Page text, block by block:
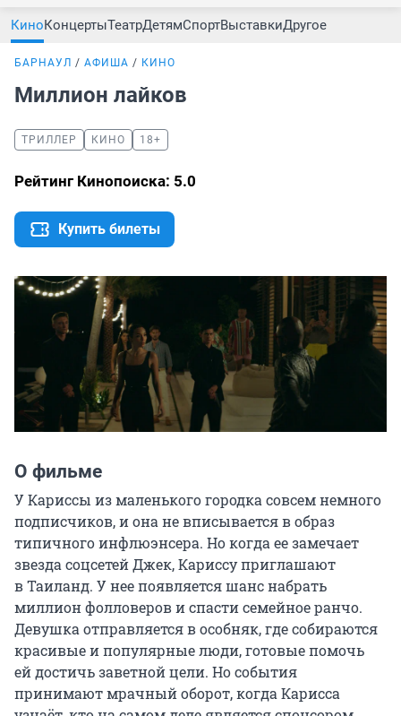
КиноКонцертыТеатрДетямСпортВыставкиДругое
БАРНАУЛ АФИША КИНО
Миллион лайков
ТРИЛЛЕР КИНО 18+
Рейтинг Кинопоиска: 5.0
Купить билеты
О фильме
У Кариссы из маленького городка совсем немного
подписчиков, и она не вписывается в образ
типичного инфлюэнсера. Но когда ее замечает
звезда соцсетей Джек, Кариссу приглашают
в Таиланд. У нее появляется шанс набрать
миллион фолловеров и спасти семейное ранчо.
Девушка отправляется в особняк, где собираются
красивые и популярные люди, готовые помочь
ей достичь заветной цели. Но события
принимают мрачный оборот, когда Карисса